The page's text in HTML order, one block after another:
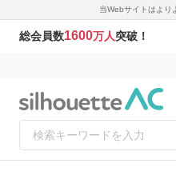
当Webサイトはより
総会員数1600万人突破！